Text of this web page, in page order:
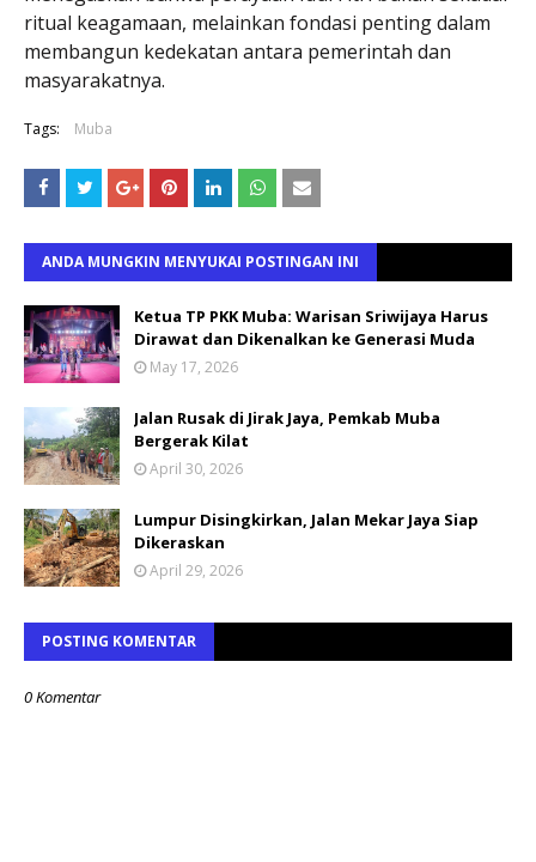
ritual keagamaan, melainkan fondasi penting dalam
membangun kedekatan antara pemerintah dan
masyarakatnya.
Tags: Muba
ANDA MUNGKIN MENYUKAI POSTINGAN INI
Ketua TP PKK Muba: Warisan Sriwijaya Harus
Dirawat dan Dikenalkan ke Generasi Muda
May 17, 2026
Jalan Rusak di Jirak Jaya, Pemkab Muba
Bergerak Kilat
April 30, 2026
Lumpur Disingkirkan, Jalan Mekar Jaya Siap
Dikeraskan
April 29, 2026
POSTING KOMENTAR
0 Komentar